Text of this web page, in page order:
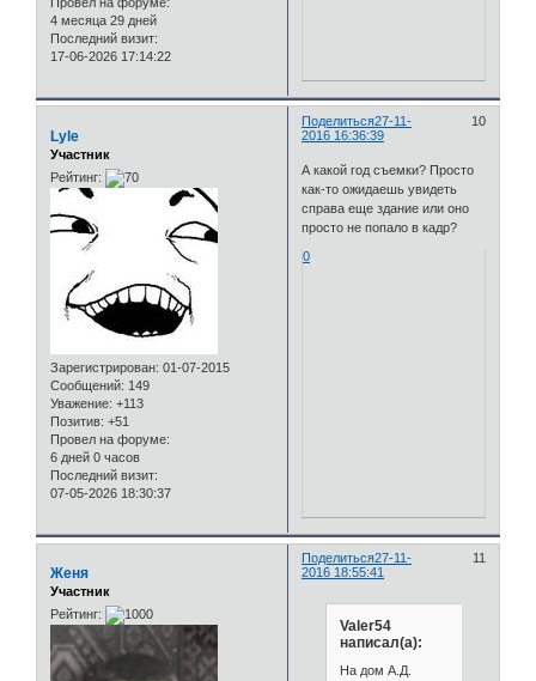
4 месяца 29 дней
Последний визит:
17-06-2026 17:14:22
Поделиться 10
27-11-
2016 16:36:39
Lyle
Участник
Рейтинг:
Зарегистрирован: 01-07-2015
Сообщений: 149
Уважение: +113
Позитив: +51
Провел на форуме:
6 дней 0 часов
Последний визит:
07-05-2026 18:30:37
А какой год съемки? Просто
как-то ожидаешь увидеть
справа еще здание или оно
просто не попало в кадр?
0
Поделиться 11
27-11-
2016 18:55:41
Женя
Участник
Рейтинг:
Valer54
написал(а):
На дом А.Д.